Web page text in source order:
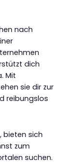
nach
dich
Mit
sie dir zur
reibungslos
bieten sich
zum
suchen.